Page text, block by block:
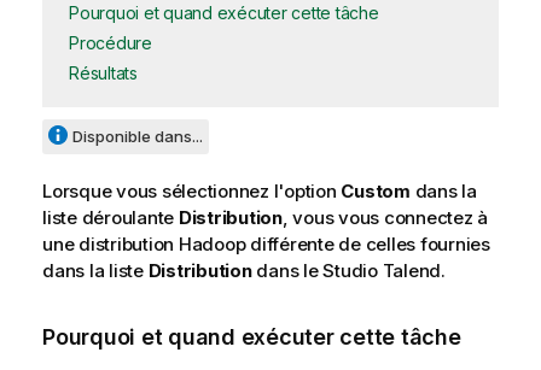
Pourquoi et quand exécuter cette tâche
Procédure
Résultats
Disponible dans...
Lorsque vous sélectionnez l'option Custom dans la
liste déroulante Distribution, vous vous connectez à
une distribution Hadoop différente de celles fournies
dans la liste Distributiondans leStudio Talend.
Pourquoi et quand exécuter cette tâche